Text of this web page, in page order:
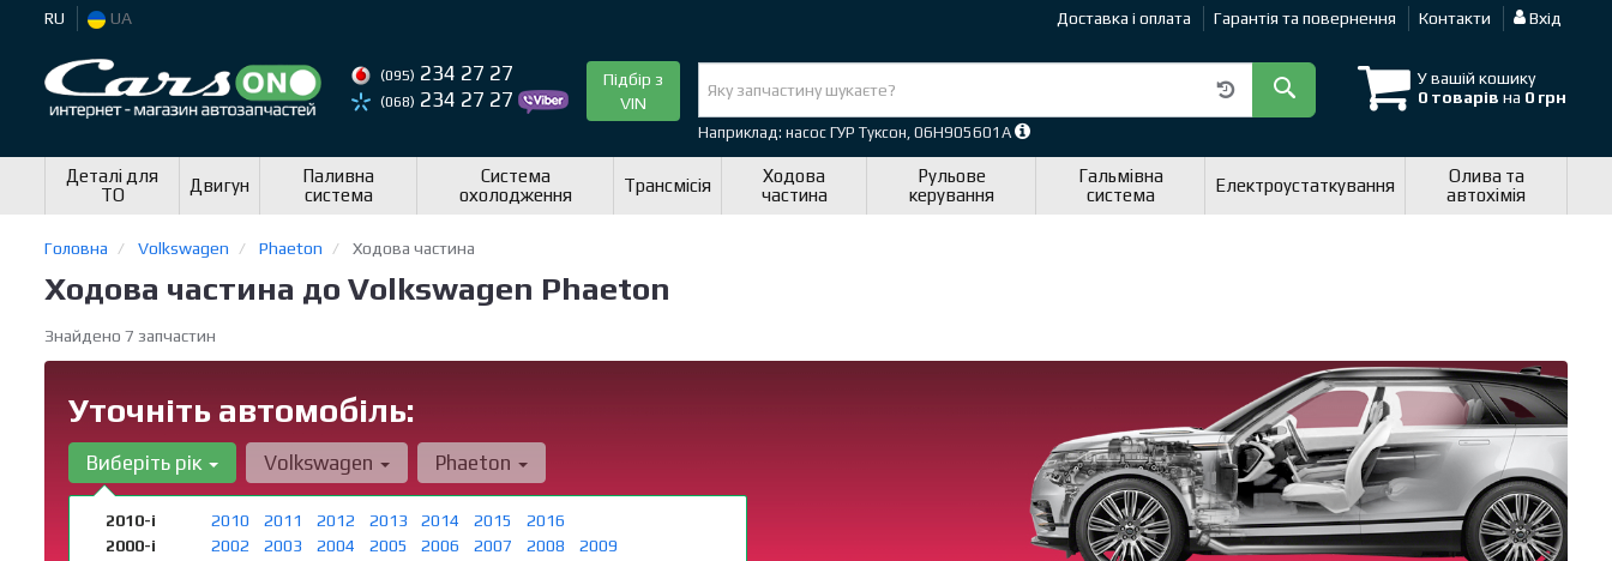
RU UA Доставка і оплата Гарантія та повернення Контакти Вхід
(095) 234 27 27
(068) 234 27 27
Підбір з
VIN
У вашій кошику
0 товарів на 0 грн
Наприклад: насос ГУР Туксон, 06H905601A
Деталі для
ТО
Двигун
Паливна
система
Система
охолодження
Трансмісія
Ходова
частина
Рульове
керування
Гальмівна
система
Електроустаткування
Олива та
автохімія
Головна Volkswagen Phaeton Ходова частина
Ходова частина до Volkswagen Phaeton
Знайдено 7 запчастин
Уточніть автомобіль:
Виберіть рік
2010-і 2010 2011 2012 2013 2014 2015
2016
2000-і
2002 2003 2004 2005 2006 2007 2008 2009
Volkswagen Phaeton